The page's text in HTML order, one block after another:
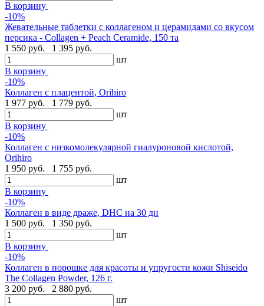
В корзину
-10%
Жевательные таблетки с коллагеном и церамидами со вкусом
персика - Collagen + Peach Ceramide, 150 та
1 550 руб.
1 395 руб.
шт
В корзину
-10%
Коллаген с плацентой, Orihiro
1 977 руб.
1 779 руб.
шт
В корзину
-10%
Коллаген с низкомолекулярной гиалуроновой кислотой,
Orihiro
1 950 руб.
1 755 руб.
шт
В корзину
-10%
Коллаген в виде драже, DHC на 30 дн
1 500 руб.
1 350 руб.
шт
В корзину
-10%
Коллаген в порошке для красоты и упругости кожи Shiseido
The Collagen Powder, 126 г.
3 200 руб.
2 880 руб.
шт